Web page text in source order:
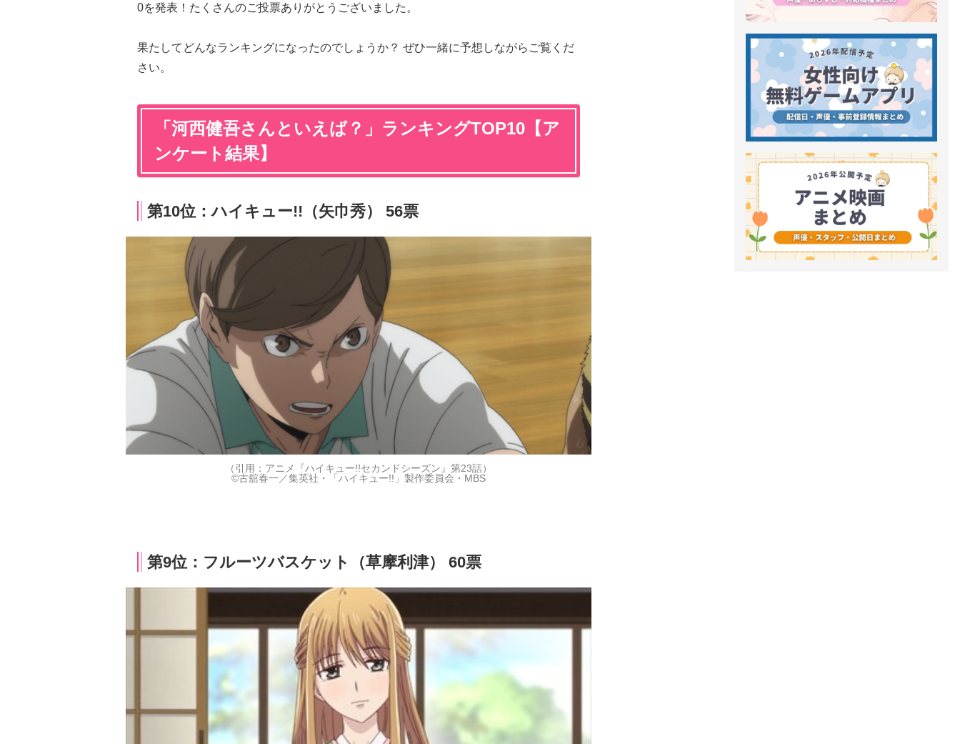
0を発表！たくさんのご投票ありがとうございました。
果たしてどんなランキングになったのでしょうか？ ぜひ一緒に予想しながらご覧くだ
さい。
「河西健吾さんといえば？」ランキングTOP10【ア
ンケート結果】
第10位：ハイキュー!!（矢巾秀） 56票
（引用：アニメ『ハイキュー!!セカンドシーズン』第23話）
©古舘春一／集英社・「ハイキュー!!」製作委員会・MBS
第9位：フルーツバスケット（草摩利津） 60票